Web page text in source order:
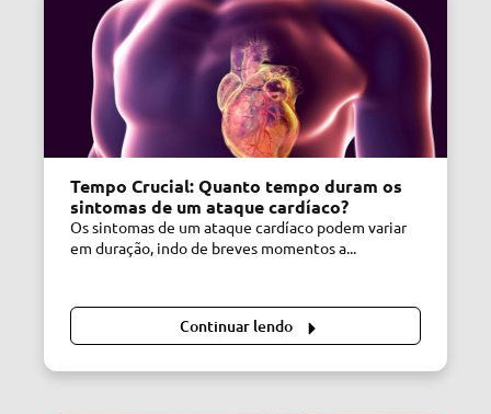
Tempo Crucial: Quanto tempo duram os
sintomas de um ataque cardíaco?
Os sintomas de um ataque cardíaco podem variar
em duração, indo de breves momentos a...
Continuar lendo